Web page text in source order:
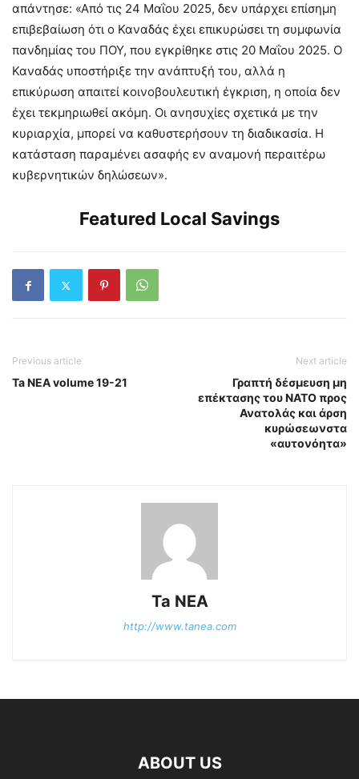
απάντησε: «Από τις 24 Μαΐου 2025, δεν υπάρχει επίσημη
επιβεβαίωση ότι ο Καναδάς έχει επικυρώσει τη συμφωνία
πανδημίας του ΠΟΥ, που εγκρίθηκε στις 20 Μαΐου 2025. Ο
Καναδάς υποστήριξε την ανάπτυξή του, αλλά η
επικύρωση απαιτεί κοινοβουλευτική έγκριση, η οποία δεν
έχει τεκμηριωθεί ακόμη. Οι ανησυχίες σχετικά με την
κυριαρχία, μπορεί να καθυστερήσουν τη διαδικασία. Η
κατάσταση παραμένει ασαφής εν αναμονή περαιτέρω
κυβερνητικών δηλώσεων».
Featured Local Savings
Previous article
Ta NEA volume 19-21
Next article
Γραπτή δέσμευση μη
επέκτασης του ΝΑΤΟ προς
Ανατολάς και άρση
κυρώσεωνστα
«αυτονόητα»
Ta NEA
http://www.tanea.com
ABOUT US